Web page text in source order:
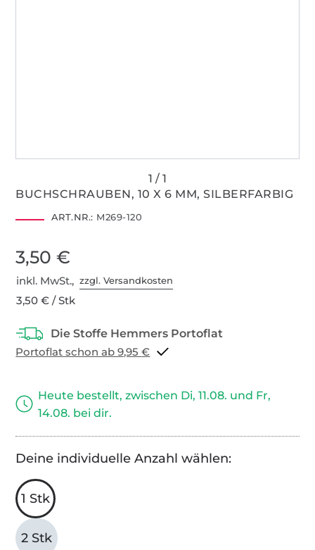
BUCHSCHRAUBEN, 10 X 6 MM, SILBERFARBIG
ART.NR.: M269-120
3,50 €
inkl. MwSt.,zzgl. Versandkosten
3,50 € / Stk
Portoflat schon ab 9,95 €
Heute bestellt, zwischen Di, 11.08. und Fr,
14.08. bei dir.
Deine individuelle Anzahl wählen:
1 Stk
2 Stk